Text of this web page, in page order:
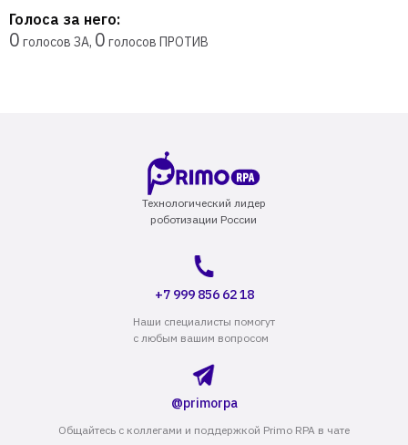
Голоса за него:
0 голосов ЗА, 0 голосов ПРОТИВ
Технологический лидер
роботизации России
+7 999 856 62 18
Наши специалисты помогут
с любым вашим вопросом
@primorpa
Общайтесь с коллегами и поддержкой Primo RPA в чате